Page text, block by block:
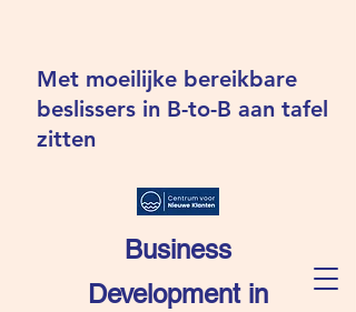
Business
Development in
Met moeilijke bereikbare
beslissers in B-to-B aan tafel
zitten